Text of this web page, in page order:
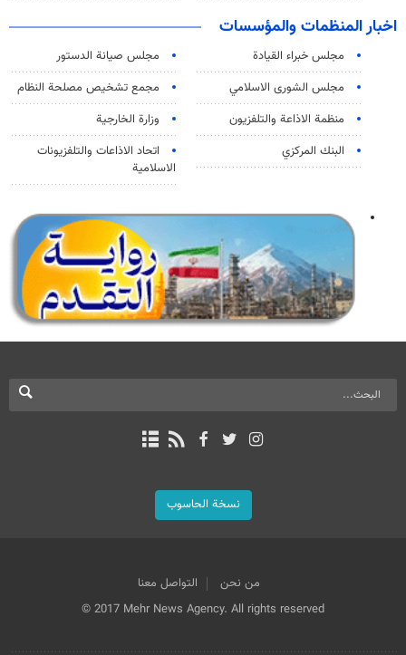
اخبار المنظمات والمؤسسات
مجلس خبراء القيادة
مجلس صيانة الدستور
مجلس الشورى الاسلامي
مجمع تشخيص مصلحة النظام
منظمة الاذاعة والتلفزیون
وزارة الخارجية
البنك المركزي
اتحاد الاذاعات والتلفزيونات
الاسلامية
نسخة الحاسوب
من نحن
التواصل معنا
© 2017 Mehr News Agency. All rights reserved